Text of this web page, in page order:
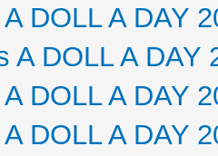
DOLL A DAY
A DOLL A DAY
DOLL A DAY
DOLL A DAY